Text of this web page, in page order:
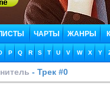
ЧАРТЫ ЖАНРЫ
P Q R S T U V W X Y
- Трек #0